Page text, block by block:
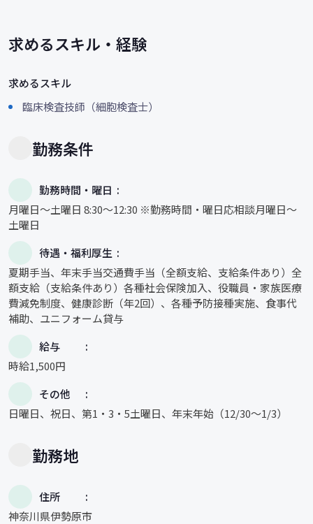
求めるスキル・経験
求めるスキル
臨床検査技師（細胞検査士）
勤務条件
勤務時間・曜日
月曜日～土曜日 8:30～12:30 ※勤務時間・曜日応相談月曜日～
土曜日
待遇・福利厚生
夏期手当、年末手当交通費手当（全額支給、支給条件あり）全
額支給（支給条件あり）各種社会保険加入、役職員・家族医療
費減免制度、健康診断（年2回）、各種予防接種実施、食事代
補助、ユニフォーム貸与
給与
時給1,500円
その他
日曜日、祝日、第1・3・5土曜日、年末年始（12/30～1/3）
勤務地
住所
神奈川県伊勢原市